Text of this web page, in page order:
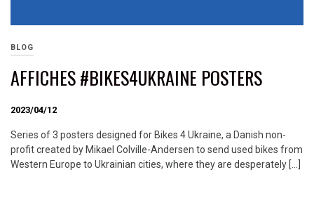
BLOG
AFFICHES #BIKES4UKRAINE POSTERS
2023/04/12
Series of 3 posters designed for Bikes 4 Ukraine, a Danish non-
profit created by Mikael Colville-Andersen to send used bikes from
Western Europe to Ukrainian cities, where they are desperately […]